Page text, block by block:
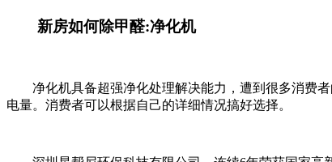
新房如何除甲醛:净化机
净化机具备超强净化处理解决能力，遭到很多消费者
电量。消费者可以根据自己的详细情况搞好选择。